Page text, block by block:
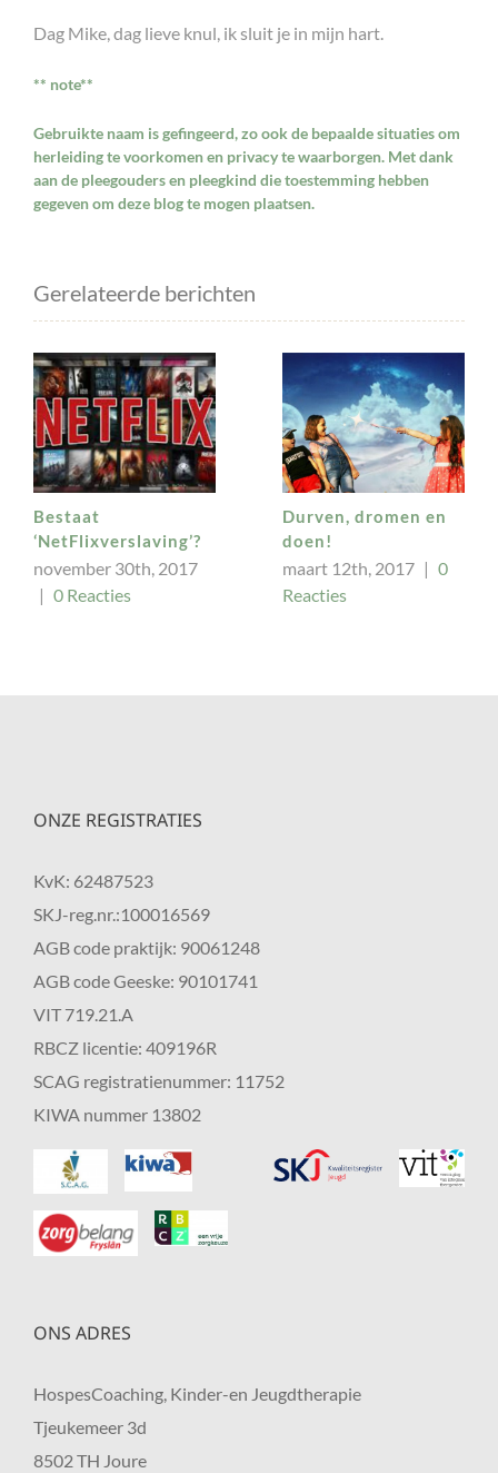
Dag Mike, dag lieve knul, ik sluit je in mijn hart.
** note**
Gebruikte naam is gefingeerd, zo ook de bepaalde situaties om
herleiding te voorkomen en privacy te waarborgen. Met dank
aan de pleegouders en pleegkind die toestemming hebben
gegeven om deze blog te mogen plaatsen.
Gerelateerde berichten
Durven, dromen en
doen!
maart 12th, 2017
Reacties
Folder
Hospescoaching
januari 24th, 2017
Reacties
ONZE REGISTRATIES
KvK: 62487523
SKJ-reg.nr.:100016569
AGB code praktijk: 90061248
AGB code Geeske: 90101741
VIT 719.21.A
RBCZ licentie: 409196R
SCAG registratienummer: 11752
KIWA nummer 13802
ONS ADRES
HospesCoaching, Kinder-en Jeugdtherapie
Tjeukemeer 3d
8502 TH Joure